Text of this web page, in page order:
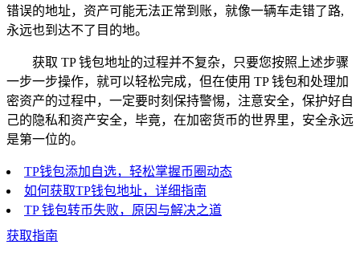
错误的地址，资产可能无法正常到账，就像一辆车走错了路,
永远也到达不了目的地。
获取 TP 钱包地址的过程并不复杂，只要您按照上述步骤
一步一步操作，就可以轻松完成，但在使用 TP 钱包和处理加
密资产的过程中，一定要时刻保持警惕，注意安全，保护好自
己的隐私和资产安全，毕竟，在加密货币的世界里，安全永远
是第一位的。
TP钱包添加自选，轻松掌握币圈动态
如何获取TP钱包地址，详细指南
TP 钱包转币失败，原因与解决之道
获取指南